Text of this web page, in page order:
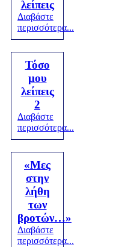
λείπεις
Διαβάστε
περισσότερα...
Τόσο
μου
λείπεις
2
Διαβάστε
περισσότερα...
«Μες
στην
λήθη
των
βροτών…»
Διαβάστε
περισσότερα...